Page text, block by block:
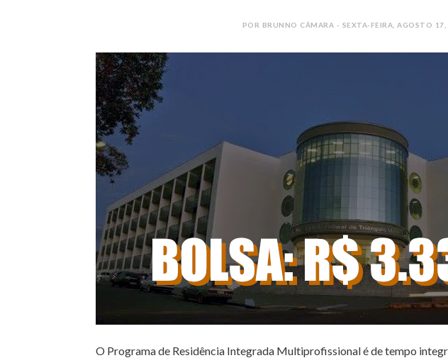
POR BRUNNO CÂMARA - SEXTA-FEIRA, AGOSTO 17,
O Programa de Residência Integrada Multiprofissional é de tempo